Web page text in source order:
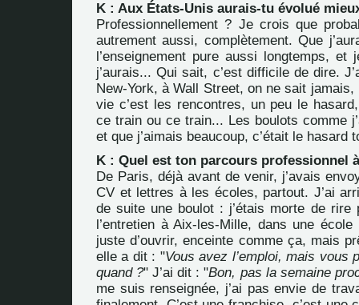
K : Aux États-Unis aurais-tu évolué
Professionnellement ? Je crois que
autrement aussi, complètement. Que
l’enseignement pure aussi longtemps, et
j’aurais... Qui sait, c’est difficile de dire.
New-York, à Wall Street, on ne sait
vie c’est les rencontres, un peu le
ce train ou ce train... Les boulots comme
et que j’aimais beaucoup, c’était le hasard
K : Quel est ton parcours professionnel
De Paris, déjà avant de venir, j’avais
CV et lettres à les écoles, partout. J’ai
de suite une boulot : j’étais morte de rire
l’entretien à Aix-les-Mille, dans une
juste d’ouvrir, enceinte comme ça, mais
elle a dit : "Vous avez l’emploi, mais vous
quand ?" J’ai dit : "Bon, pas la semaine
me suis renseignée, j’ai pas envie de